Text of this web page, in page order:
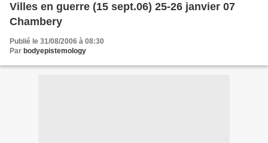
Villes en guerre (15 sept.06) 25-26 janvier 07
Chambery
Publié le 31/08/2006 à 08:30
Par bodyepistemology